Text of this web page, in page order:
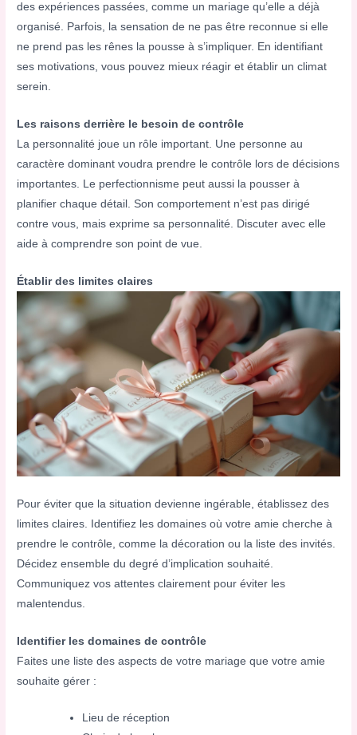
des expériences passées, comme un mariage qu’elle a déjà
organisé. Parfois, la sensation de ne pas être reconnue si elle
ne prend pas les rênes la pousse à s’impliquer. En identifiant
ses motivations, vous pouvez mieux réagir et établir un climat
serein.
Les raisons derrière le besoin de contrôle
La personnalité joue un rôle important. Une personne au
caractère dominant voudra prendre le contrôle lors de décisions
importantes. Le perfectionnisme peut aussi la pousser à
planifier chaque détail. Son comportement n’est pas dirigé
contre vous, mais exprime sa personnalité. Discuter avec elle
aide à comprendre son point de vue.
Établir des limites claires
Pour éviter que la situation devienne ingérable, établissez des
limites claires. Identifiez les domaines où votre amie cherche à
prendre le contrôle, comme la décoration ou la liste des invités.
Décidez ensemble du degré d’implication souhaité.
Communiquez vos attentes clairement pour éviter les
malentendus.
Identifier les domaines de contrôle
Faites une liste des aspects de votre mariage que votre amie
souhaite gérer :
Lieu de réception